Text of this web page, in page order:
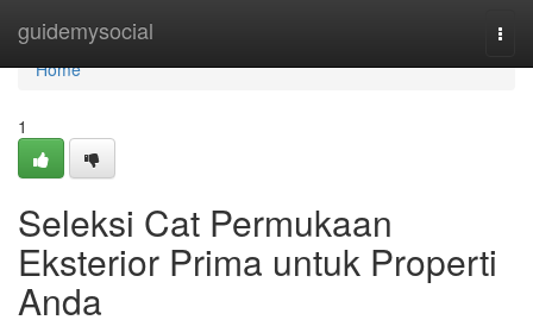
guidemysocial
Home
Home
1
Seleksi Cat Permukaan
Eksterior Prima untuk Properti
Anda